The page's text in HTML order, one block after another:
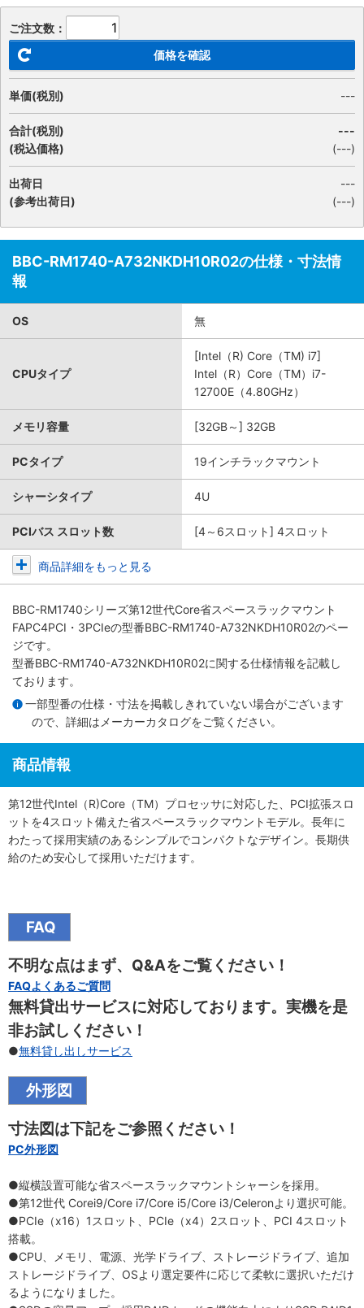
ご注文数：
価格を確認
単価(税別) ---
合計(税別)
(税込価格)
---
(---)
出荷日
(参考出荷日)
---
(---)
BBC-RM1740-A732NKDH10R02の仕様・寸法情
報
OS 無
CPUタイプ
[Intel（R) Core（TM) i7]
Intel（R）Core（TM）i7-
12700E（4.80GHz）
メモリ容量 [32GB～] 32GB
PCタイプ 19インチラックマウント
シャーシタイプ 4U
PCIバス スロット数 [4～6スロット] 4スロット
商品詳細をもっと見る
BBC-RM1740シリーズ第12世代Core省スペースラックマウント
FAPC4PCI・3PCIeの型番BBC-RM1740-A732NKDH10R02のペー
ジです。
型番BBC-RM1740-A732NKDH10R02に関する仕様情報を記載し
ております。
一部型番の仕様・寸法を掲載しきれていない場合がございます
ので、詳細は メーカーカタログをご覧ください。
商品情報
第12世代Intel（R)Core（TM）プロセッサに対応した、PCI拡張スロ
ットを4スロット備えた省スペースラックマウントモデル。長年に
わたって採用実績のあるシンプルでコンパクトなデザイン。長期供
給のため安心して採用いただけます。
FAQ
不明な点はまず、Q&Aをご覧ください！
FAQよくあるご質問
無料貸出サービスに対応しております。実機を是
非お試しください！
●無料貸し出しサービス
外形図
寸法図は下記をご参照ください！
PC外形図
●縦横設置可能な省スペースラックマウントシャーシを採用。
●第12世代 Corei9/Core i7/Core i5/Core i3/Celeronより選択可能。
●PCIe（x16）1スロット、PCIe（x4）2スロット、PCI 4スロット
搭載。
●CPU、メモリ、電源、光学ドライブ、ストレージドライブ、追加
ストレージドライブ、OSより選定要件に応じて柔軟に選択いただけ
るようになりました。